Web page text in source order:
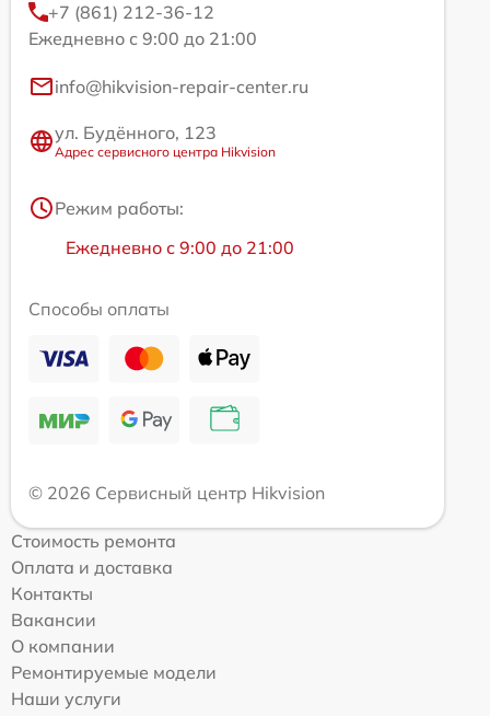
+7 (861) 212-36-12
Ежедневно с 9:00 до 21:00
info@hikvision-repair-center.ru
ул. Будённого, 123
Адрес сервисного центра Hikvision
Режим работы:
Ежедневно с 9:00 до 21:00
Способы оплаты
© 2026 Сервисный центр Hikvision
Стоимость ремонта
Оплата и доставка
Контакты
Вакансии
О компании
Ремонтируемые модели
Наши услуги